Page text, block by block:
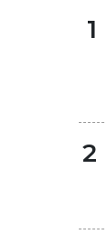
1
2